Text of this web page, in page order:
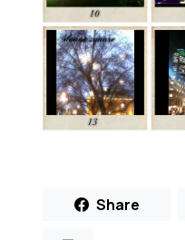
Share